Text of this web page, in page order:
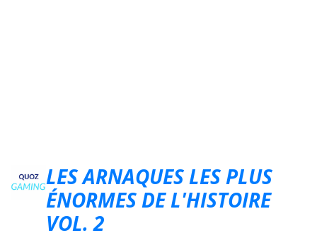
LES ARNAQUES LES PLUS
ÉNORMES DE L'HISTOIRE
VOL. 2